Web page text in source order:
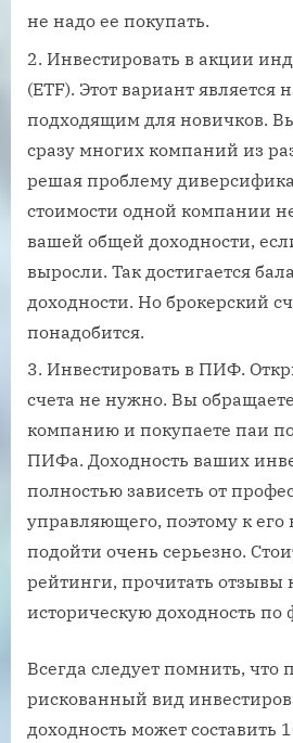
не надо ее покупать.
Инвестировать в акции
(ETF). Этот вариант является
подходящим для новичков.
сразу многих компаний из
решая проблему
стоимости одной компании
вашей общей доходности,
выросли. Так достигается
доходности. Но брокерский
понадобится.
Инвестировать в ПИФ.
счета не нужно. Вы
компанию и покупаете паи
ПИФа. Доходность ваших
полностью зависеть от
управляющего, поэтому к его
подойти очень серьезно.
рейтинги, прочитать отзывы
историческую доходность по
Всегда следует помнить, что
рискованный вид
доходность может составить